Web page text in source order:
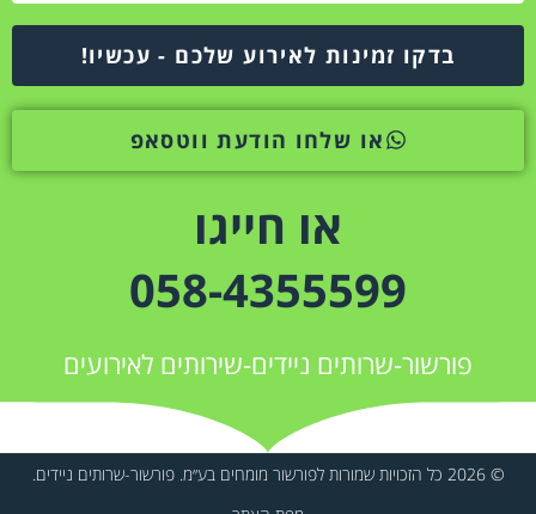
בדקו זמינות לאירוע שלכם - עכשיו!
או שלחו הודעת ווטסאפ
או חייגו
058-4355599
פורשור-שרותים ניידים-שירותים לאירועים
© 2026 כל הזכויות שמורות לפורשור מומחים בע״מ. פורשור-שרותים ניידים.